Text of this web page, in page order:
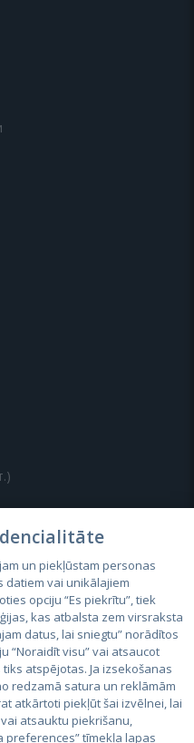
un piekļūstam personas
datiem vai unikālajiem
opciju “Es piekrītu”, tiek
kas atbalsta zem virsraksta
datus, lai sniegtu” norādītos
“Noraidīt visu” vai atsaucot
atspējotas. Ja izsekošanas
redzamā satura un reklāmām
atkārtoti piekļūt šai izvēlnei, lai
atsauktu piekrišanu,
preferences” tīmekļa lapas